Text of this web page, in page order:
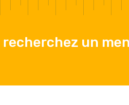
recherchez un